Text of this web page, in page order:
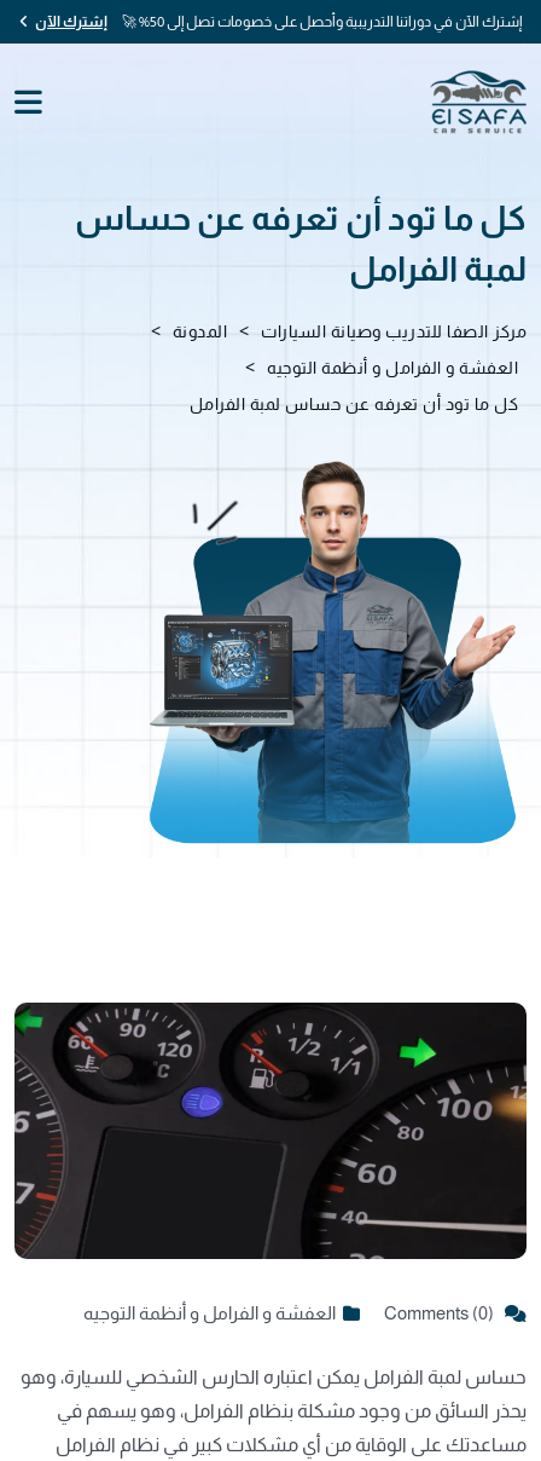
إشترك الآن في دوراتنا التدريبية وأحصل على خصومات تصل إلى 50% 🚀 إشترك الآن
كل ما تود أن تعرفه عن حساس
لمبة الفرامل
مركز الصفا للتدريب وصيانة السيارات > المدونة >
العفشة و الفرامل و أنظمة التوجيه >
كل ما تود أن تعرفه عن حساس لمبة الفرامل
العفشة و الفرامل و أنظمة التوجيه
حساس لمبة الفرامل يمكن اعتباره الحارس الشخصي للسيارة، وهو
يحذر السائق من وجود مشكلة بنظام الفرامل، وهو يسهم في
مساعدتك على الوقاية من أي مشكلات كبير في نظام الفرامل